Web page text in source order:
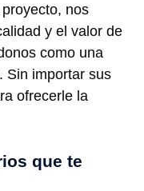
nos
y el valor de
como una
Sin importar sus
ofrecerle la
que te